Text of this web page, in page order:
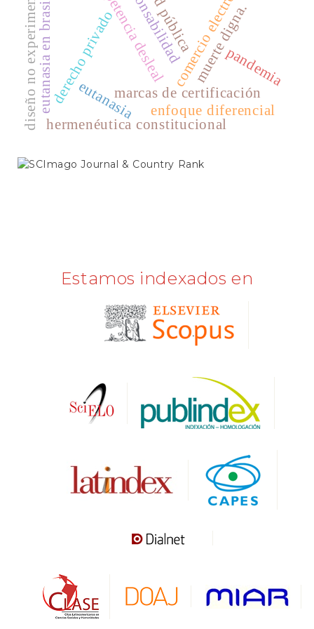
Latindex
Publindex
SciELO
Scopus
comercio electrónico
competencia desleal
derecho privado marcas de certificación
eutanasia
eutanasia en brasil muerte digna.
hermenéutica constitucional
diseño no experimental enfoque diferencial
pandemia
SCIMAGO
Estamos indexados en